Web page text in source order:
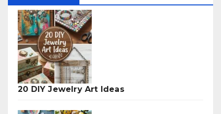
20 DIY Jewelry Art Ideas